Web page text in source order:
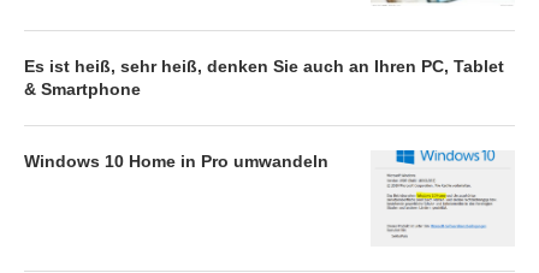
Es ist heiß, sehr heiß, denken Sie auch an Ihren PC, Tablet
& Smartphone
Windows 10 Home in Pro umwandeln